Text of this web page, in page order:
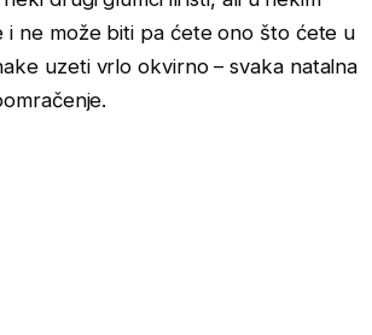
i ne može biti pa ćete ono što ćete u
uzeti vrlo okvirno – svaka natalna